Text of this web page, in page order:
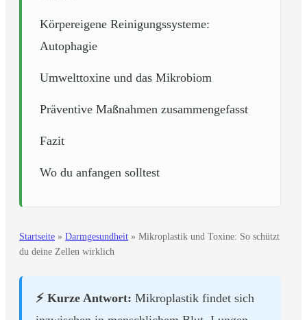
Körpereigene Reinigungssysteme:
Autophagie
Umwelttoxine und das Mikrobiom
Präventive Maßnahmen zusammengefasst
Fazit
Wo du anfangen solltest
Startseite » Darmgesundheit » Mikroplastik und Toxine: So schützt
du deine Zellen wirklich
⚡ Kurze Antwort: Mikroplastik findet sich